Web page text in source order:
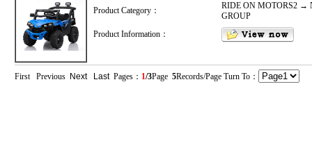
Product Category：
RIDE ON MOTORS2 →
GROUP
Product Information：
First Previous Next LastPages： 1/3Page 5Records/Page Turn To：